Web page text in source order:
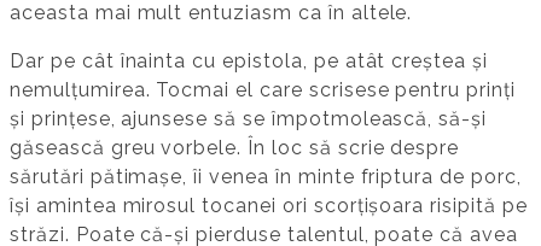
aceasta mai mult entuziasm ca în altele.
Dar pe cât înainta cu epistola, pe atât creștea și
nemulțumirea. Tocmai el care scrisese pentru prinți
și prințese, ajunsese să se împotmolească, să-și
găsească greu vorbele. În loc să scrie despre
sărutări pătimașe, îi venea în minte friptura de porc,
își amintea mirosul tocanei ori scorțișoara risipită pe
străzi. Poate că-și pierduse talentul, poate că avea